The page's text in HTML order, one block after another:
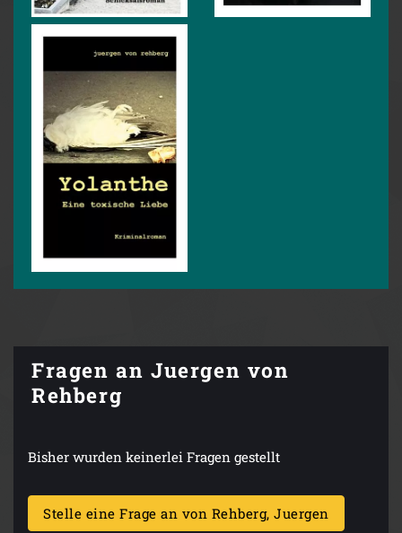
Fragen an Juergen von
Rehberg
Bisher wurden keinerlei Fragen gestellt
Stelle eine Frage an von Rehberg, Juergen